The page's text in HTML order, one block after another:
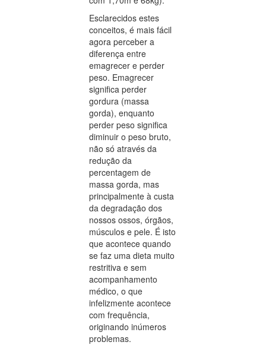
Esclarecidos estes
conceitos, é mais fácil
agora perceber a
diferença entre
emagrecer e perder
peso. Emagrecer
significa perder
gordura (massa
gorda), enquanto
perder peso significa
diminuir o peso bruto,
não só através da
redução da
percentagem de
massa gorda, mas
principalmente à custa
da degradação dos
nossos ossos, órgãos,
músculos e pele. É isto
que acontece quando
se faz uma dieta muito
restritiva e sem
acompanhamento
médico, o que
infelizmente acontece
com frequência,
originando inúmeros
problemas.